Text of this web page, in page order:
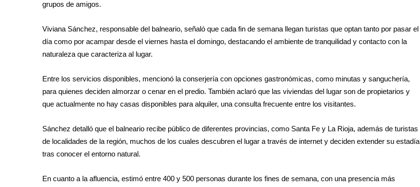
grupos de amigos.
Viviana Sánchez, responsable del balneario, señaló que cada fin de semana llegan turistas que optan tanto por pasar el
día como por acampar desde el viernes hasta el domingo, destacando el ambiente de tranquilidad y contacto con la
naturaleza que caracteriza al lugar.
Entre los servicios disponibles, mencionó la conserjería con opciones gastronómicas, como minutas y sanguchería,
para quienes deciden almorzar o cenar en el predio. También aclaró que las viviendas del lugar son de propietarios y
que actualmente no hay casas disponibles para alquiler, una consulta frecuente entre los visitantes.
Sánchez detalló que el balneario recibe público de diferentes provincias, como Santa Fe y La Rioja, además de turistas
de localidades de la región, muchos de los cuales descubren el lugar a través de internet y deciden extender su estadía
tras conocer el entorno natural.
En cuanto a la afluencia, estimó entre 400 y 500 personas durante los fines de semana, con una presencia más